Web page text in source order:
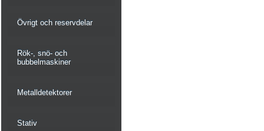
Övrigt och reservdelar
Rök-, snö- och
bubbelmaskiner
Metalldetektorer
Stativ